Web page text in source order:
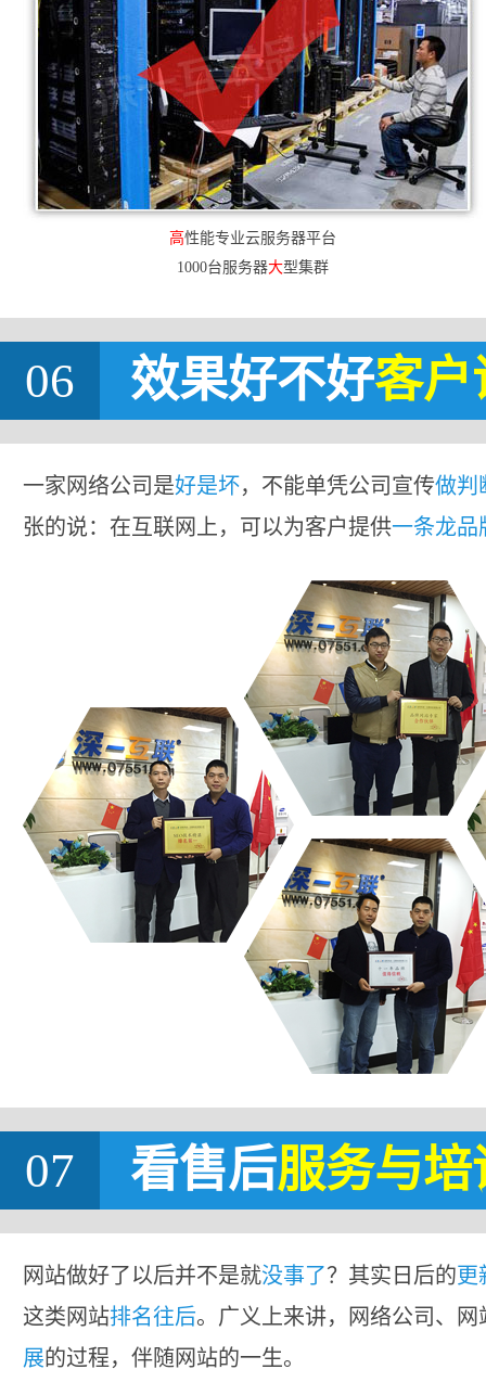
高性能专业云服务器平台
1000台服务器大型集群
06 效果好不好客户
一家网络公司是好是坏，不能单凭公司宣传做判
张的说：在互联网上，可以为客户提供一条龙品
07 看售后服务与培
网站做好了以后并不是就没事了？其实日后的更
这类网站排名往后。广义上来讲，网络公司、
展的过程，伴随网站的一生。